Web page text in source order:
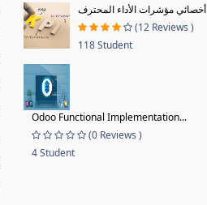
أخصائي مؤشرات الأداء المحترف
(12 Reviews )
118 Student
Odoo Functional Implementation...
(0 Reviews )
4 Student